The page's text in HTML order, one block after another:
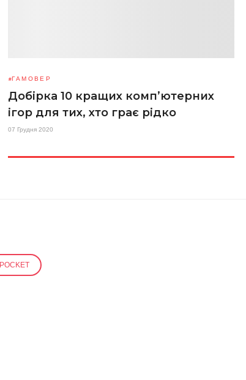
ГАМОВЕР
Добірка 10 кращих комп’ютерних
ігор для тих, хто грає рідко
07 Грудня 2020
POCKET